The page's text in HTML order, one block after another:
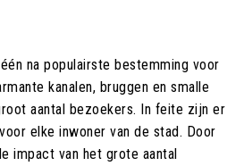
na populairste bestemming voor
kanalen, bruggen en smalle
aantal bezoekers. In feite zijn er
elke inwoner van de stad. Door
impact van het grote aantal